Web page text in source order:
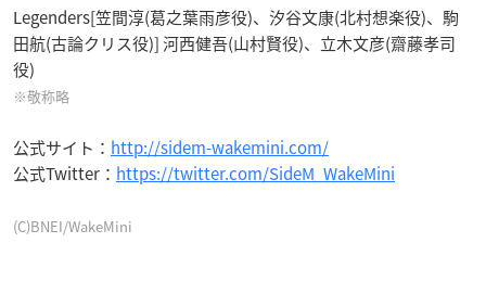
Legenders[笠間淳(葛之葉雨彦役)、汐谷文康(北村想楽役)、駒
田航(古論クリス役)] 河西健吾(山村賢役)、立木文彦(齋藤孝司
役)
※敬称略
公式サイト： http://sidem-wakemini.com/
公式Twitter： https://twitter.com/SideM_WakeMini
(C)BNEI/WakeMini